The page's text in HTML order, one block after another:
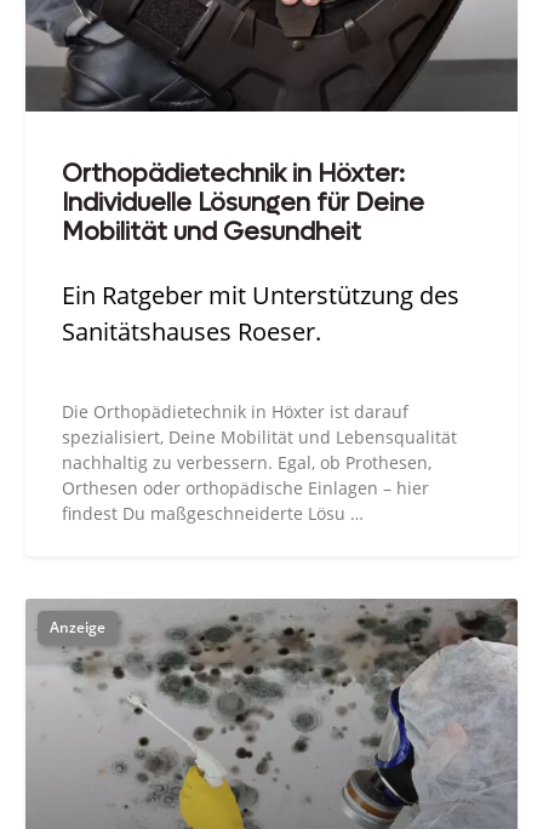
Orthopädietechnik in Höxter:
Individuelle Lösungen für Deine
Mobilität und Gesundheit
Ein Ratgeber mit Unterstützung des
Sanitätshauses Roeser.
Die Orthopädietechnik in Höxter ist darauf
spezialisiert, Deine Mobilität und Lebensqualität
nachhaltig zu verbessern. Egal, ob Prothesen,
Orthesen oder orthopädische Einlagen – hier
findest Du maßgeschneiderte Lösu …